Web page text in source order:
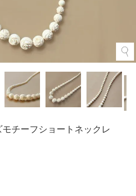
モチーフショートネックレ